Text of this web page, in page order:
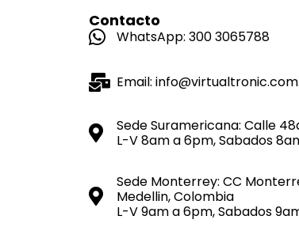
Contacto
WhatsApp: 300 3065788
Email:
Sede Suramericana: Calle
L-V 8am a 6pm, Sabados
Sede Monterrey: CC
Medellin, Colombia
L-V 9am a 6pm, Sabados